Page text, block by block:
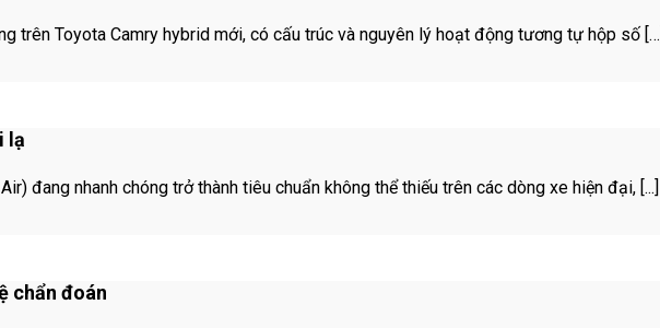
Toyota Camry hybrid mới, có cấu trúc và nguyên lý hoạt động tương tự hộp số […]
lạ
đang nhanh chóng trở thành tiêu chuẩn không thể thiếu trên các dòng xe hiện đại, [...]
chẩn đoán